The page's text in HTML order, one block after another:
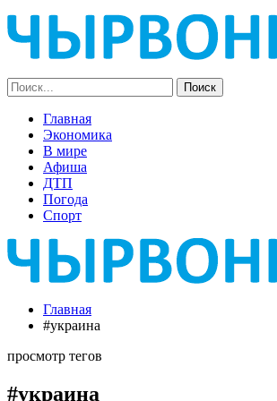
Главная
Экономика
В мире
Афиша
ДТП
Погода
Спорт
Главная
#украина
просмотр тегов
#украина